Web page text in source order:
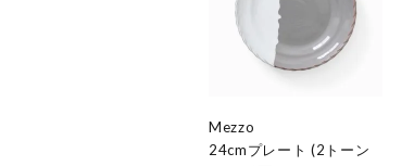
Mezzo
24cmプレート (2トーン